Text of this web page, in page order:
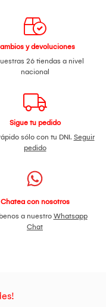
y devoluciones
26 tiendas a nivel
nacional
Sigue tu pedido
sólo con tu DNI. Seguir
pedido
Chatea con nosotros
a nuestro Whatsapp
Chat